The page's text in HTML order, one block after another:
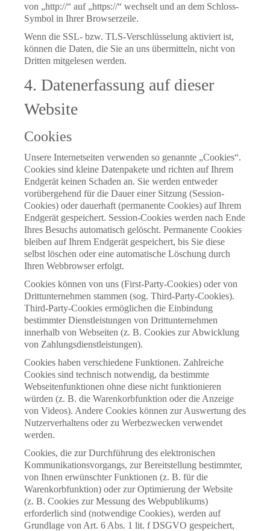
von „http://“ auf „https://“ wechselt und an dem Schloss-
Symbol in Ihrer Browserzeile.
Wenn die SSL- bzw. TLS-Verschlüsselung aktiviert ist,
können die Daten, die Sie an uns übermitteln, nicht von
Dritten mitgelesen werden.
4. Datenerfassung auf dieser
Website
Cookies
Unsere Internetseiten verwenden so genannte „Cookies“.
Cookies sind kleine Datenpakete und richten auf Ihrem
Endgerät keinen Schaden an. Sie werden entweder
vorübergehend für die Dauer einer Sitzung (Session-
Cookies) oder dauerhaft (permanente Cookies) auf Ihrem
Endgerät gespeichert. Session-Cookies werden nach Ende
Ihres Besuchs automatisch gelöscht. Permanente Cookies
bleiben auf Ihrem Endgerät gespeichert, bis Sie diese
selbst löschen oder eine automatische Löschung durch
Ihren Webbrowser erfolgt.
Cookies können von uns (First-Party-Cookies) oder von
Drittunternehmen stammen (sog. Third-Party-Cookies).
Third-Party-Cookies ermöglichen die Einbindung
bestimmter Dienstleistungen von Drittunternehmen
innerhalb von Webseiten (z. B. Cookies zur Abwicklung
von Zahlungsdienstleistungen).
Cookies haben verschiedene Funktionen. Zahlreiche
Cookies sind technisch notwendig, da bestimmte
Webseitenfunktionen ohne diese nicht funktionieren
würden (z. B. die Warenkorbfunktion oder die Anzeige
von Videos). Andere Cookies können zur Auswertung des
Nutzerverhaltens oder zu Werbezwecken verwendet
werden.
Cookies, die zur Durchführung des elektronischen
Kommunikationsvorgangs, zur Bereitstellung bestimmter,
von Ihnen erwünschter Funktionen (z. B. für die
Warenkorbfunktion) oder zur Optimierung der Website
(z. B. Cookies zur Messung des Webpublikums)
erforderlich sind (notwendige Cookies), werden auf
Grundlage von Art. 6 Abs. 1 lit. f DSGVO gespeichert,